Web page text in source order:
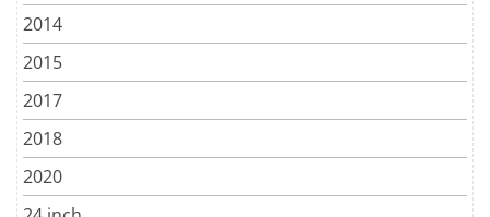
2014
2015
2017
2018
2020